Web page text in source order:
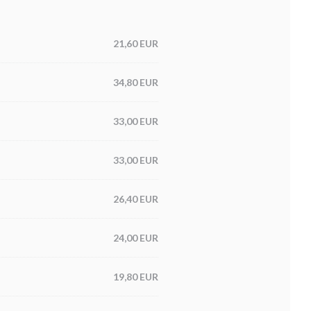
21,60 EUR
34,80 EUR
33,00 EUR
33,00 EUR
26,40 EUR
24,00 EUR
19,80 EUR